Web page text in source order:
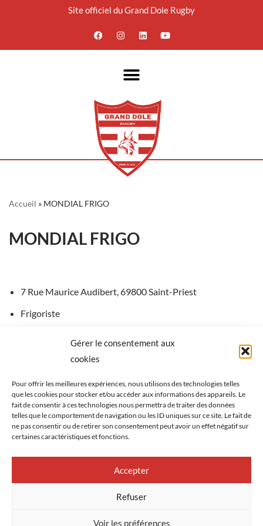
Gérer le consentement aux
cookies
Pour offrir les meilleures expériences, nous utilisons des technologies telles
que les cookies pour stocker et/ou accéder aux informations des appareils. Le
fait de consentir à ces technologies nous permettra de traiter des données
telles que le comportement de navigation ou les ID uniques sur ce site. Le fait de
ne pas consentir ou de retirer son consentement peut avoir un effet négatif sur
certaines caractéristiques et fonctions.
Accepter
Refuser
Voir les préférences
au
Site officiel du Grand Dole Rugby
Accueil » MONDIAL FRIGO
MONDIAL FRIGO
7 Rue Maurice Audibert, 69800 Saint-Priest
Frigoriste
Téléphone : 04 78 20 11 02
Site internet